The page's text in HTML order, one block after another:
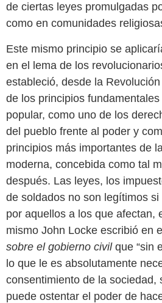
de ciertas leyes promulgadas
como en comunidades
Este mismo principio se
en el lema de los
estableció, desde la
de los principios
popular, como uno de los
del pueblo frente al poder y
principios más importantes de
moderna, concebida como tal
después. Las leyes, los
de soldados no son legítimos
por aquellos a los que afectan,
mismo John Locke escribió en
sobre el gobierno civilque “sin
lo que le es absolutamente
consentimiento de la sociedad,
puede ostentar el poder de